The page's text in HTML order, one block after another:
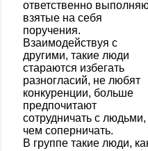
ответственно
взятые на себя
поручения.
Взаимодействуя с
другими, такие люди
стараются избегать
разногласий, не любят
конкуренции, больше
предпочитают
сотрудничать с людьми,
чем соперничать.
В группе такие люди,